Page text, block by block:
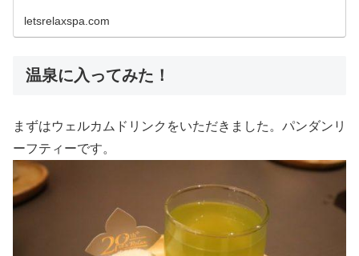
letsrelaxspa.com
温泉に入ってみた！
まずはウェルカムドリンクをいただきました。パンダンリ
ーフティーです。